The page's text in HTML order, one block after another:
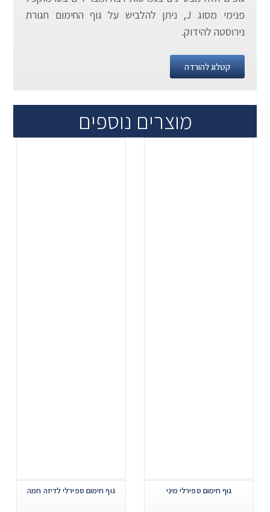
פנימי מסוג J, ניתן להלביש על גוף החימום חגורת
נירוסטה להידוק.
קטלוג להורדה
מוצרים נוספים
גוף חימום ספירלי מיני גוף חימום ספירלי לדיזה חמה